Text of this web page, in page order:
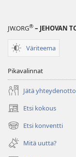
JW.ORG® – JEHOVAN
Väriteema
Pikavalinnat
Jätä
Etsi kokous
(avaa
uuden
ikkunan)
Etsi konventti
(avaa
uuden
ikkunan)
Mitä uutta?